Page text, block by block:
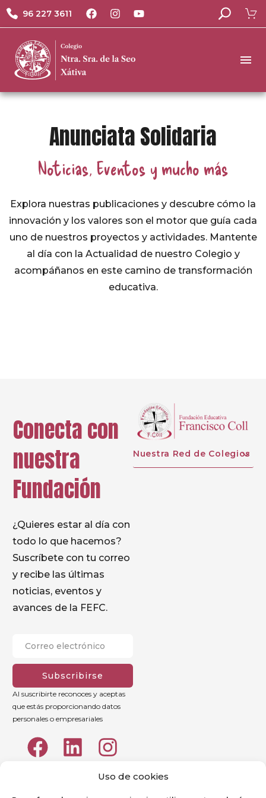
Uso de cookies
96 227 3611
Anunciata Solidaria
Noticias, Eventos y mucho más
Explora nuestras publicaciones y descubre cómo la
innovación y los valores son el motor que guía cada
uno de nuestros proyectos y actividades. Mantente
al día con la Actualidad de nuestro Colegio y
acompáñanos en este camino de transformación
educativa.
Conecta con
nuestra
Fundación
¿Quieres estar al día con
todo lo que hacemos?
Suscríbete con tu correo
y recibe las últimas
noticias, eventos y
avances de la FEFC.
Subscribirse
Al suscribirte reconoces y aceptas
que estás proporcionando datos
personales o empresariales
Nuestra Red de Colegios